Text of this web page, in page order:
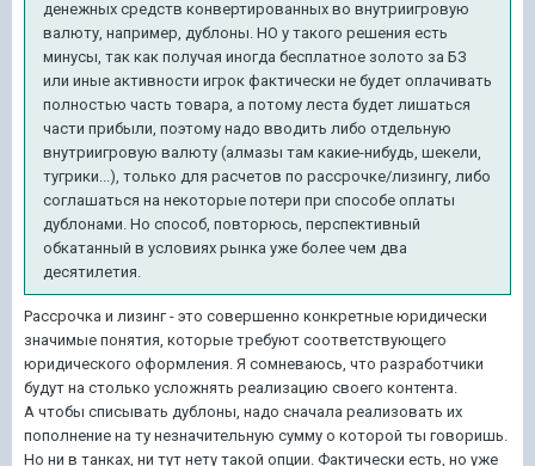
денежных средств конвертированных во внутриигровую
валюту, например, дублоны. НО у такого решения есть
минусы, так как получая иногда бесплатное золото за БЗ
или иные активности игрок фактически не будет оплачивать
полностью часть товара, а потому леста будет лишаться
части прибыли, поэтому надо вводить либо отдельную
внутриигровую валюту (алмазы там какие-нибудь, шекели,
тугрики...), только для расчетов по рассрочке/лизингу, либо
соглашаться на некоторые потери при способе оплаты
дублонами. Но способ, повторюсь, перспективный
обкатанный в условиях рынка уже более чем два
десятилетия.
Рассрочка и лизинг - это совершенно конкретные юридически
значимые понятия, которые требуют соответствующего
юридического оформления. Я сомневаюсь, что разработчики
будут на столько усложнять реализацию своего контента.
А чтобы списывать дублоны, надо сначала реализовать их
пополнение на ту незначительную сумму о которой ты говоришь.
Но ни в танках, ни тут нету такой опции. Фактически есть, но уже